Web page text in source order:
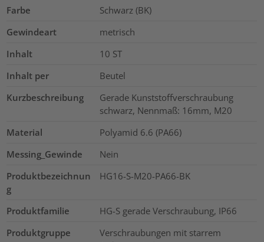
Farbe
Schwarz (BK)
Gewindeart
metrisch
Inhalt
10 ST
Inhalt per
Beutel
Kurzbeschreibung
Gerade Kunststoffverschraubung
schwarz, Nennmaß: 16mm, M20
Material
Polyamid 6.6 (PA66)
Messing_Gewinde
Nein
Produktbezeichnun
g
HG16-S-M20-PA66-BK
Produktfamilie
HG-S gerade Verschraubung, IP66
Produktgruppe
Verschraubungen mit starrem